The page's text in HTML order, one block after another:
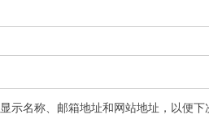
示名称、邮箱地址和网站地址，以便下